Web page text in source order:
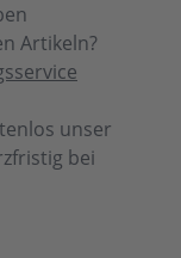
Artikeln?
unser
bei